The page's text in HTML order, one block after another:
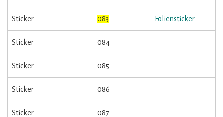
Sticker 083 Foliensticker
Sticker 084
Sticker 085
Sticker 086
Sticker 087